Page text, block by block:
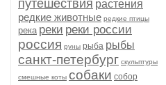
путешествия растения
редкие животные редкие птицы
река реки реки россии
россия руны рыба рыбы
санкт-петербург скульптуры
смешные коты собаки собор